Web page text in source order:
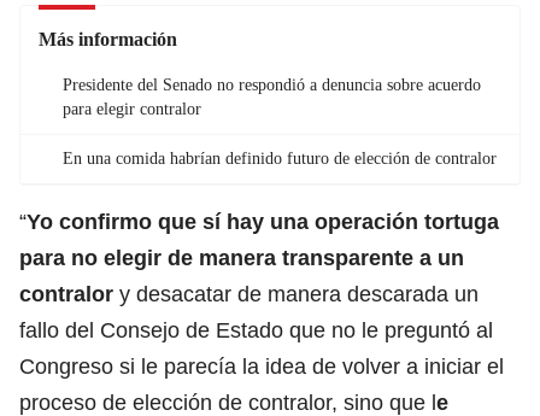
Más información
Presidente del Senado no respondió a denuncia sobre acuerdo
para elegir contralor
En una comida habrían definido futuro de elección de contralor
“Yo confirmo que sí hay una operación tortuga
para no elegir de manera transparente a un
contralor y desacatar de manera descarada un
fallo del Consejo de Estado que no le preguntó al
Congreso si le parecía la idea de volver a iniciar el
proceso de elección de contralor, sino que le